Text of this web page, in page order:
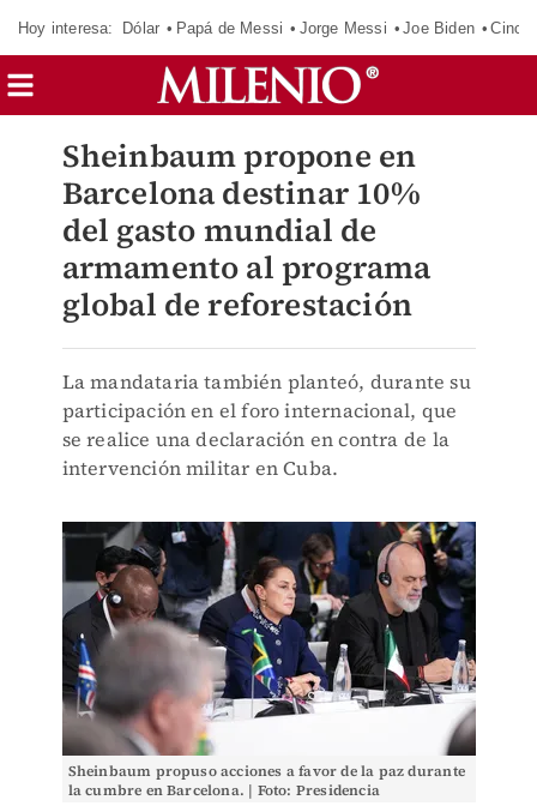
Hoy interesa: Dólar Papá de Messi Jorge Messi Joe Biden
Sheinbaum propone en
Barcelona destinar 10%
del gasto mundial de
armamento al programa
global de reforestación
La mandataria también planteó, durante su
participación en el foro internacional, que
se realice una declaración en contra de la
intervención militar en Cuba.
Sheinbaum propuso acciones a favor de la paz durante
la cumbre en Barcelona. | Foto: Presidencia